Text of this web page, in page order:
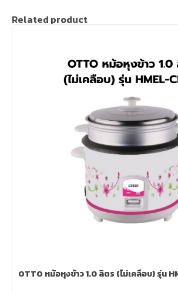
Related product
OTTO หม้อหุงข้าว 1.0 ลิตร (ไม่เคลือบ) รุ่น